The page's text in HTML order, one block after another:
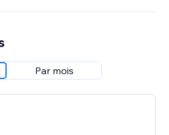
Par mois